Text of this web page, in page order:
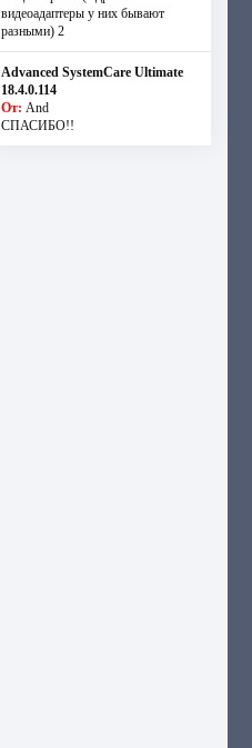
видеоадаптеры у них бывают
разными) 2
Advanced SystemCare Ultimate
18.4.0.114
От: And
СПАСИБО!!